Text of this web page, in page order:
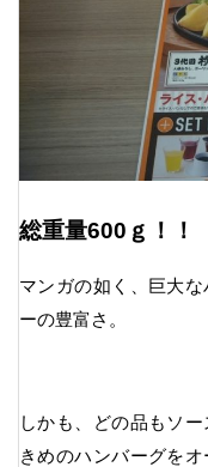
総重量600ｇ！！
マンガの如く、巨大
ーの豊富さ。
しかも、どの品もソ
きめのハンバーグを